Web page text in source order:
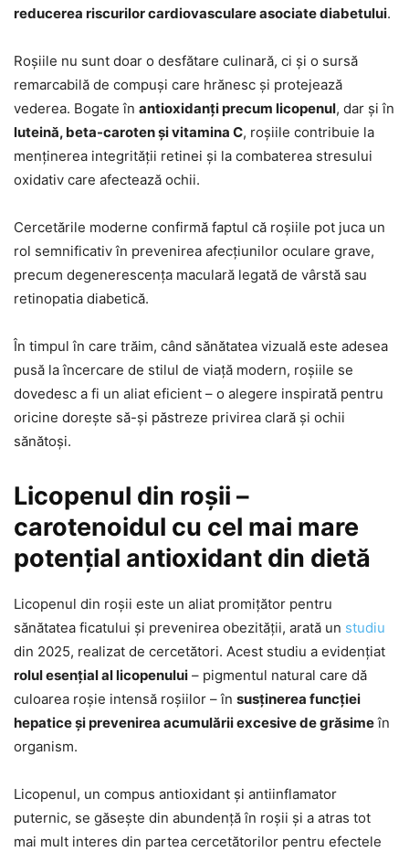
reducerea riscurilor cardiovasculare asociate diabetului.
Roșiile nu sunt doar o desfătare culinară, ci și o sursă
remarcabilă de compuși care hrănesc și protejează
vederea. Bogate în antioxidanți precum licopenul, dar și în
luteină, beta-caroten și vitamina C, roșiile contribuie la
menținerea integrității retinei și la combaterea stresului
oxidativ care afectează ochii.
Cercetările moderne confirmă faptul că roșiile pot juca un
rol semnificativ în prevenirea afecțiunilor oculare grave,
precum degenerescența maculară legată de vârstă sau
retinopatia diabetică.
În timpul în care trăim, când sănătatea vizuală este adesea
pusă la încercare de stilul de viață modern, roșiile se
dovedesc a fi un aliat eficient – o alegere inspirată pentru
oricine dorește să-și păstreze privirea clară și ochii
sănătoși.
Licopenul din roșii –
carotenoidul cu cel mai mare
potențial antioxidant din dietă
Licopenul din roșii este un aliat promițător pentru
sănătatea ficatului și prevenirea obezității, arată un studiu
din 2025, realizat de cercetători. Acest studiu a evidențiat
rolul esențial al licopenului – pigmentul natural care dă
culoarea roșie intensă roșiilor – în susținerea funcției
hepatice și prevenirea acumulării excesive de grăsimeîn
organism.
Licopenul, un compus antioxidant și antiinflamator
puternic, se găsește din abundență în roșii și a atras tot
mai mult interes din partea cercetătorilor pentru efectele